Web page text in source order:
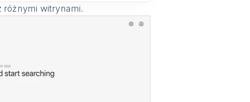
różnymi witrynami.